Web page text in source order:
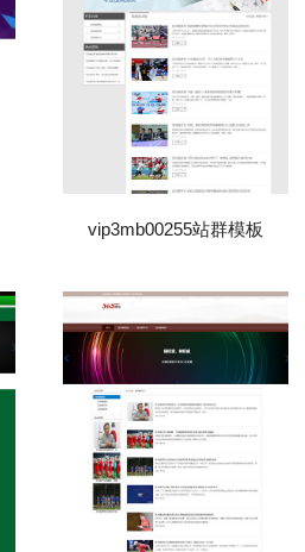
vip3mb00255站群模板